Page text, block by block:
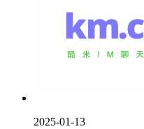
2025-01-13